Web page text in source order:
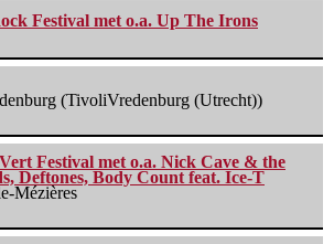
Festival met o.a. Up The Irons
(TivoliVredenburg (Utrecht))
Festival met o.a. Nick Cave & the
Deftones, Body Count feat. Ice-T
Mézières